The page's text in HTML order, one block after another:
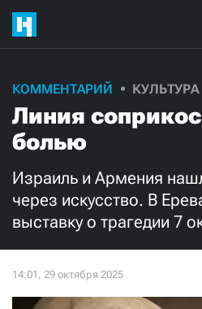
КОММЕНТАРИЙ КУЛЬТУРА
Линия
болью
Израиль и Армения
через искусство. В
выставку о трагедии 7
нашу
Ежемесячно
3000